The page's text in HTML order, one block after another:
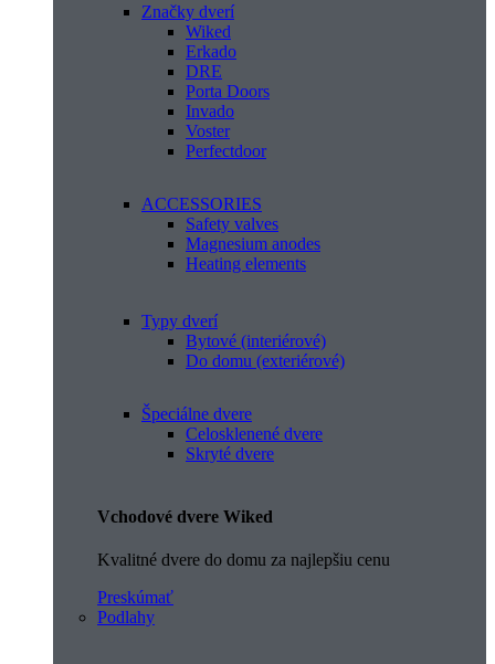
Značky dverí
Wiked
Erkado
DRE
Porta Doors
Invado
Voster
Perfectdoor
ACCESSORIES
Safety valves
Magnesium anodes
Heating elements
Typy dverí
Bytové (interiérové)
Do domu (exteriérové)
Špeciálne dvere
Celosklenené dvere
Skryté dvere
Vchodové dvere Wiked
Kvalitné dvere do domu za najlepšiu cenu
Preskúmať
Podlahy